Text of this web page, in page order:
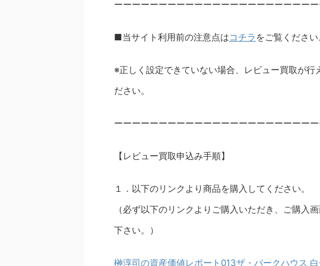
ーーーーーーーーーーーーーーーーーーーーーー
■当サイト利用前の注意点はコチラ をご覧ください
※正しく設定できていない場合、レビュー買取が行
ださい。
ーーーーーーーーーーーーーーーーーーーーーー
【レビュー買取申込み手順】
１．以下のリンクより商品を購入してください。
（必ず以下のリンクよりご購入いただき、ご購入
下さい。）
榊淳司の資産価値レポート013ザ・パークハウス